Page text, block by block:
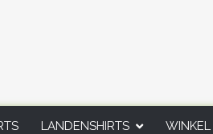
LANDENSHIRTS WINKEL